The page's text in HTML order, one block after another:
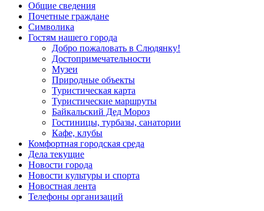
Общие сведения
Почетные граждане
Символика
Гостям нашего города
Добро пожаловать в Слюдянку!
Достопримечательности
Музеи
Природные объекты
Туристическая карта
Туристические маршруты
Байкальский Дед Мороз
Гостиницы, турбазы, санатории
Кафе, клубы
Комфортная городская среда
Дела текущие
Новости города
Новости культуры и спорта
Новостная лента
Телефоны организаций